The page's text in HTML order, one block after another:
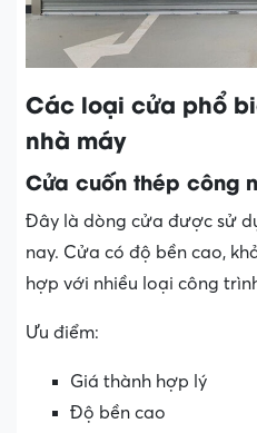
Các loại cửa phổ
nhà máy
Cửa cuốn thép công
Đây là dòng cửa được sử
nay. Cửa có độ bền cao,
hợp với nhiều loại công
Ưu điểm:
Giá thành hợp lý
Độ bền cao